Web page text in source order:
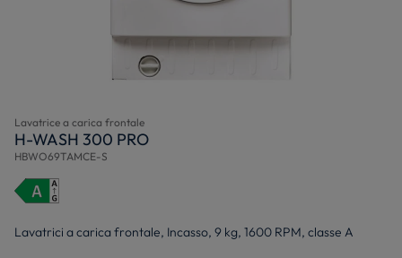
Lavatrice a carica frontale
H-WASH 300 PRO
HBWO69TAMCE-S
Lavatrici a carica frontale, Incasso, 9 kg, 1600 RPM, classe A